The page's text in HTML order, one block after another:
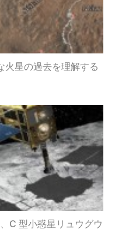
火星の過去を理解する
C 型小惑星リュウグウ